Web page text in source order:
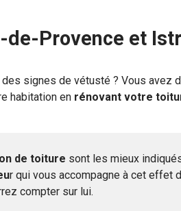
Provence et
signes de vétusté ? Vous avez
habitation en rénovant votre
de toiture sont les mieux
r qui vous accompagne à cet effet
compter sur lui.